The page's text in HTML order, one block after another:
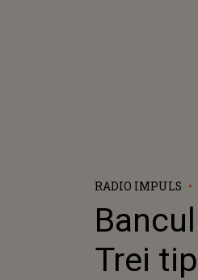
RADIO IMPULS
Trei